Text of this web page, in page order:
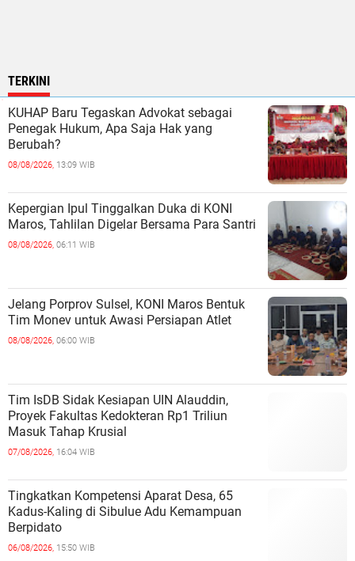
TERKINI
KUHAP Baru Tegaskan Advokat sebagai
Penegak Hukum, Apa Saja Hak yang
Berubah?
08/08/2026, 13:09 WIB
Kepergian Ipul Tinggalkan Duka di KONI
Maros, Tahlilan Digelar Bersama Para Santri
08/08/2026, 06:11 WIB
Jelang Porprov Sulsel, KONI Maros Bentuk
Tim Monev untuk Awasi Persiapan Atlet
08/08/2026, 06:00 WIB
Tim IsDB Sidak Kesiapan UIN Alauddin,
Proyek Fakultas Kedokteran Rp1 Triliun
Masuk Tahap Krusial
07/08/2026, 16:04 WIB
Tingkatkan Kompetensi Aparat Desa, 65
Kadus-Kaling di Sibulue Adu Kemampuan
Berpidato
06/08/2026, 15:50 WIB